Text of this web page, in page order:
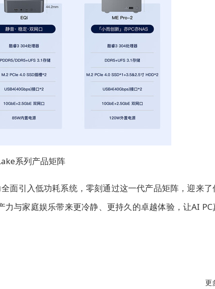
系列产品矩阵
面引入低功耗系统，零刻通过这一代产品矩阵，迎来了
与家庭娱乐带来更冷静、更持久的卓越体验，让AI PC
更